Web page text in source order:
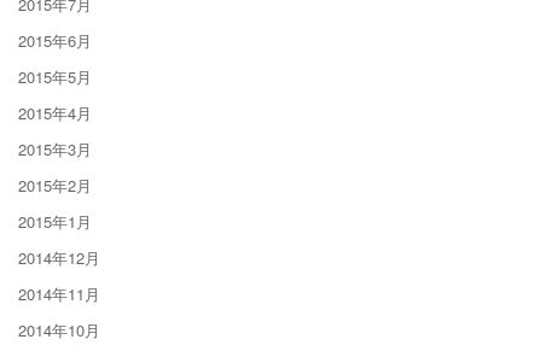
2015年6月
2015年5月
2015年4月
2015年3月
2015年2月
2015年1月
2014年12月
2014年11月
2014年10月